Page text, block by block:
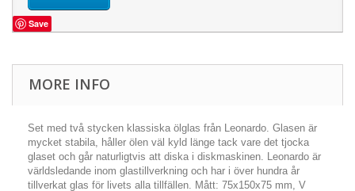
Save
MORE INFO
Set med två stycken klassiska ölglas från Leonardo. Glasen är
mycket stabila, håller ölen väl kyld länge tack vare det tjocka
glaset och går naturligtvis att diska i diskmaskinen. Leonardo är
världsledande inom glastillverkning och har i över hundra år
tillverkat glas för livets alla tillfällen. Mått: 75x150x75 mm, V